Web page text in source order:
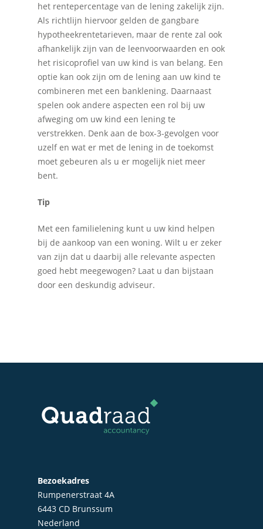
het rentepercentage van de lening zakelijk zijn.
Als richtlijn hiervoor gelden de gangbare
hypotheekrentetarieven, maar de rente zal ook
afhankelijk zijn van de leenvoorwaarden en ook
het risicoprofiel van uw kind is van belang. Een
optie kan ook zijn om de lening aan uw kind te
combineren met een banklening. Daarnaast
spelen ook andere aspecten een rol bij uw
afweging om uw kind een lening te
verstrekken. Denk aan de box-3-gevolgen voor
uzelf en wat er met de lening in de toekomst
moet gebeuren als u er mogelijk niet meer
bent.
Tip
Met een familielening kunt u uw kind helpen
bij de aankoop van een woning. Wilt u er zeker
van zijn dat u daarbij alle relevante aspecten
goed hebt meegewogen? Laat u dan bijstaan
door een deskundig adviseur.
Bezoekadres
Rumpenerstraat 4A
6443 CD Brunssum
Nederland
Over Quadraad
Diensten
Accountancy
Salarisadministratie
Nieuws